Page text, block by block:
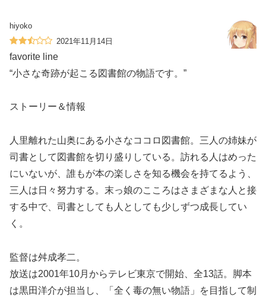
hiyoko
2021年11月14日
favorite line
“小さな奇跡が起こる図書館の物語です。”
ストーリー＆情報
人里離れた山奥にある小さなココロ図書館。三人の姉妹が
司書として図書館を切り盛りしている。訪れる人はめった
にいないが、誰もが本の楽しさを知る機会を持てるよう、
三人は日々努力する。末っ娘のこころはさまざまな人と接
する中で、司書としても人としても少しずつ成長してい
く。
監督は舛成孝二。
放送は2001年10月からテレビ東京で開始、全13話。脚本
は黒田洋介が担当し、「全く毒の無い物語」を目指して制